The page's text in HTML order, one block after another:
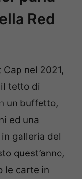
Red
nel 2021,
tetto di
un buffetto,
ed una
galleria del
quest’anno,
le carte in